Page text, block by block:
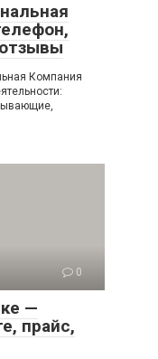
Компания
0
—
прайс,